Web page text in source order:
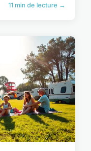
11 min de lecture →